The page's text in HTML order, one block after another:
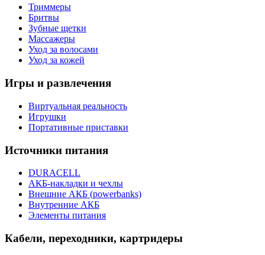
Триммеры
Бритвы
Зубные щетки
Массажеры
Уход за волосами
Уход за кожей
Игры и развлечения
Виртуальная реальность
Игрушки
Портативные приставки
Источники питания
DURACELL
АКБ-накладки и чехлы
Внешние АКБ (powerbanks)
Внутренние АКБ
Элементы питания
Кабели, переходники, картридеры